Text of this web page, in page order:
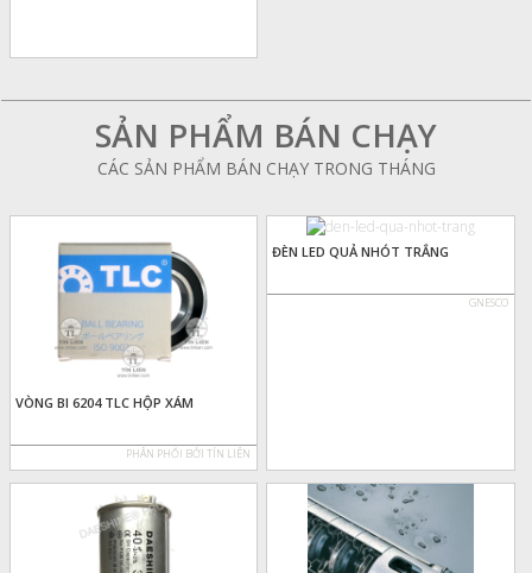
SẢN PHẨM BÁN CHẠY
CÁC SẢN PHẨM BÁN CHẠY TRONG THÁNG
VÒNG BI 6204 TLC HỘP XÁM
PHÂN PHỐI BỞI TÍN LIÊN
ĐÈN LED QUẢ NHÓT TRẮNG
GNESCO